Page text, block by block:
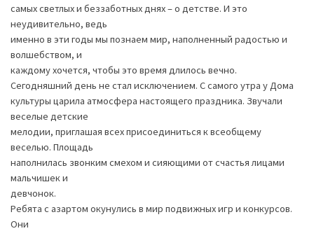
самых светлых и беззаботных днях – о детстве. И это
неудивительно, ведь
именно в эти годы мы познаем мир, наполненный радостью и
волшебством, и
каждому хочется, чтобы это время длилось вечно.
Сегодняшний день не стал исключением. С самого утра у Дома
культуры царила атмосфера настоящего праздника. Звучали
веселые детские
мелодии, приглашая всех присоединиться к всеобщему
веселью. Площадь
наполнилась звонким смехом и сияющими от счастья лицами
мальчишек и
девчонок.
Ребята с азартом окунулись в мир подвижных игр и конкурсов.
Они